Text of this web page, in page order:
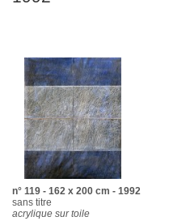
n° 119 - 162 x 200 cm - 1992
sans titre
acrylique sur toile